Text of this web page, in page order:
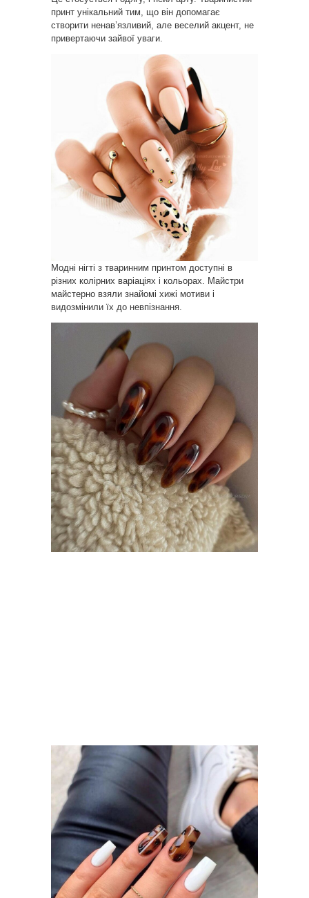
принт унікальний тим, що він допомагає
створити ненав’язливий, але веселий акцент, не
привертаючи зайвої уваги.
Модні нігті з тваринним принтом доступні в
різних колірних варіаціях і кольорах. Майстри
майстерно взяли знайомі хижі мотиви і
видозмінили їх до невпізнання.